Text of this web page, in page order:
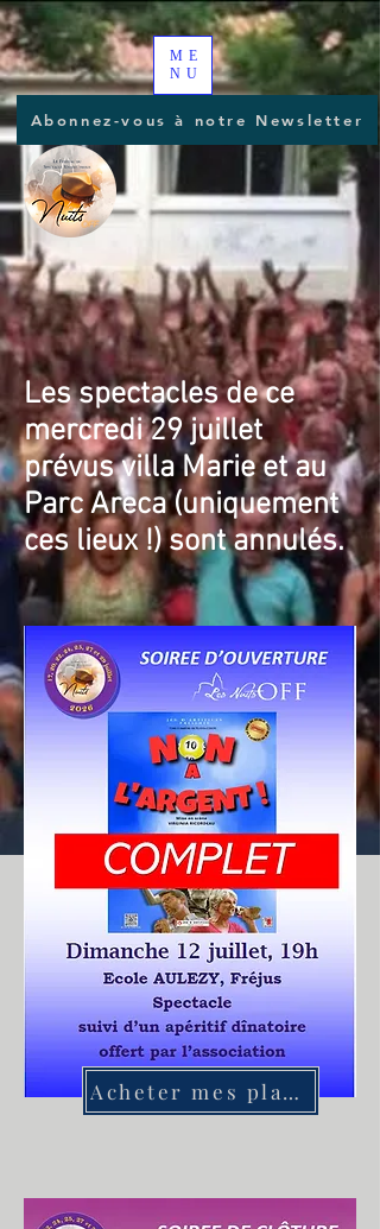
ME
NU
Abonnez-vous à notre Newsletter
Les spectacles de ce
mercredi 29 juillet
prévus villa Marie et au
Parc Areca (uniquement
ces lieux !) sont annulés.
Acheter mes places pour l'ouverture